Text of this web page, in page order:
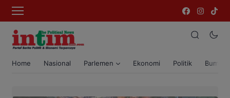
Home Nasional Parlemen Ekonomi Politik Bumi